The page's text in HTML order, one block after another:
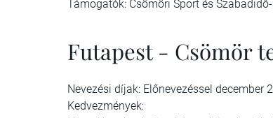
Támogatók: Csömöri Sport és
Futapest - Csömör
Nevezési díjak: Előnevezéssel december
Kedvezmények: